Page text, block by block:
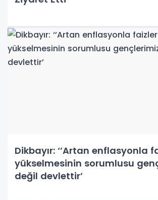
Dikbayır: ‘’Artan enflasyonla
yükselmesinin sorumlusu
değil devlettir’